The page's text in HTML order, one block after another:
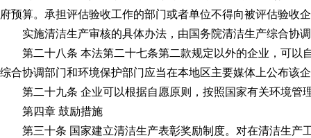
府预算。承担评估验收工作的部门或者单位不得向被评估验收
实施清洁生产审核的具体办法，由国务院清洁生产综合协
第二十八条 本法第二十七条第二款规定以外的企业，可以
综合协调部门和环境保护部门应当在本地区主要媒体上公布该
第二十九条 企业可以根据自愿原则，按照国家有关环境管
第四章 鼓励措施
第三十条 国家建立清洁生产表彰奖励制度。对在清洁生产